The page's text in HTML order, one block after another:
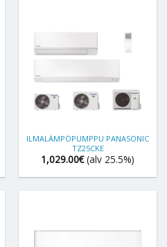
ILMALÄMPÖPUMPPU PANASONIC
TZ25CKE
1,029.00€ (alv 25.5%)